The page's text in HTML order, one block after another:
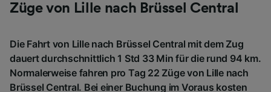
Züge von Lille nach Brüssel Central
Die Fahrt von Lille nach Brüssel Central mit dem Zug
dauert durchschnittlich 1 Std 33 Min für die rund 94 km.
Normalerweise fahren pro Tag 22 Züge von Lille nach
Brüssel Central. Bei einer Buchung im Voraus kosten